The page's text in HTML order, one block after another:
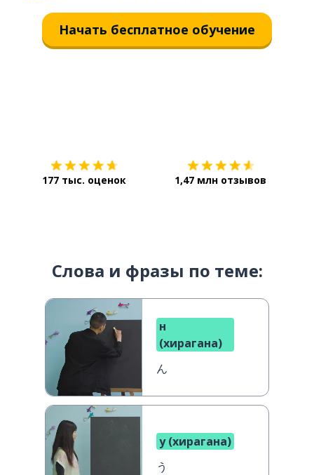
Начать бесплатное обучение
177 тыс. оценок 1,47 млн отзывов
Слова и фразы по теме:
н
(хирагана)
ん
у (хирагана)
う